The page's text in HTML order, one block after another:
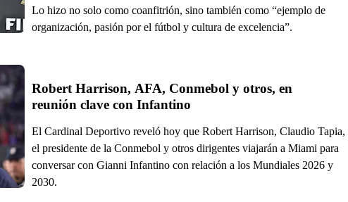
Lo hizo no solo como coanfitrión, sino también como “ejemplo de
organización, pasión por el fútbol y cultura de excelencia”.
Robert Harrison, AFA, Conmebol y otros, en
reunión clave con Infantino
El Cardinal Deportivo reveló hoy que Robert Harrison, Claudio Tapia,
el presidente de la Conmebol y otros dirigentes viajarán a Miami para
conversar con Gianni Infantino con relación a los Mundiales 2026 y
2030.